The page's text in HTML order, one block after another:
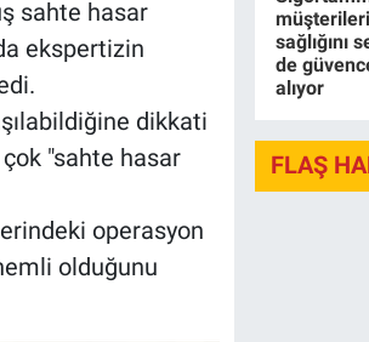
sahte hasar
ekspertizin
dikkati
"sahte hasar
operasyon
olduğunu
sağlığını
de
alıyor
FLAŞ